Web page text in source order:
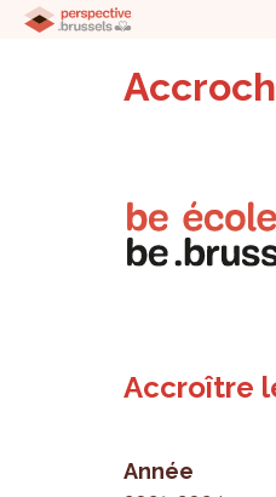
Accroître
Année